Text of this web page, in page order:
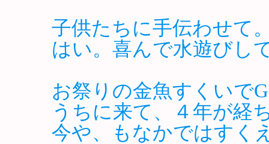
子供たちに手伝わせて
はい。喜んで水遊びし
お祭りの金魚すくいで
うちに来て、４年が経
今や、もなかではすく